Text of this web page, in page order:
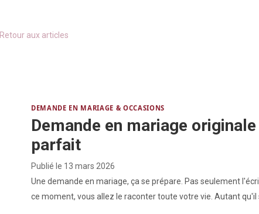
Retour aux articles
DEMANDE EN MARIAGE & OCCASIONS
Demande en mariage
parfait
Publié le 13 mars 2026
Une demande en mariage, ça se prépare. Pas seulement
ce moment, vous allez le raconter toute votre vie. Autant qu'il